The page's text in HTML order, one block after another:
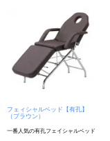
フェィシャルベッド【有孔】
（ブラウン）
一番人気の有孔フェイシャルベッド